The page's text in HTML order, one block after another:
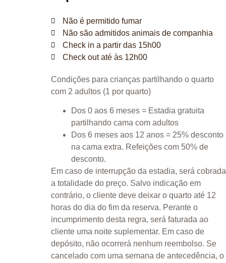
Não é permitido fumar
Não são admitidos animais de companhia
Check in a partir das 15h00
Check out até às 12h00
Condições para crianças partilhando o quarto
com 2 adultos (1 por quarto)
Dos 0 aos 6 meses = Estadia gratuita
partilhando cama com adultos
Dos 6 meses aos 12 anos = 25% desconto
na cama extra. Refeições com 50% de
desconto.
Em caso de interrupção da estadia, será cobrada
a totalidade do preço. Salvo indicação em
contrário, o cliente deve deixar o quarto até 12
horas do dia do fim da reserva. Perante o
incumprimento desta regra, será faturada ao
cliente uma noite suplementar. Em caso de
depósito, não ocorrerá nenhum reembolso. Se
cancelado com uma semana de antecedência, o